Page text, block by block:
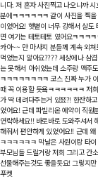
니다. 저 혼자 사진찍고 나오니까
분에ㅋㅋㅋㅋㅋㅋ 같이 사진을 찍
이었어요! 햇볕이 너무 강해서 살
면 여기는 테토테토 였어요ㅋㅋㅋ
카아~~ 만 마사지 분들께 계속 외
먹었는지 알아요???? 세상에나 삼
는 못해서 아쉬었는데 소주랑 맥주
ㅋㅋㅋㅋㅋㅋㅋㅋ 코스 진짜 누가
때 꼭 이용할 듯욬ㅋㅋㅋㅋㅋㅋ 저
가 딱 데려다주는거 있쬬?! 한잔하
었어요! 근데 파빌리온 예약이 직원
연락하세요!! 바로바로 도와주셔서
해줘서 편안하게 있었어요!! 근데
ㅋㅋㅋㅋㅋㅋ 막날은 사원이랑 타
부모님들 드릴거랑 저희 그리고 간
선물해주는것도 좋을듯요! 그렇지
푸켓